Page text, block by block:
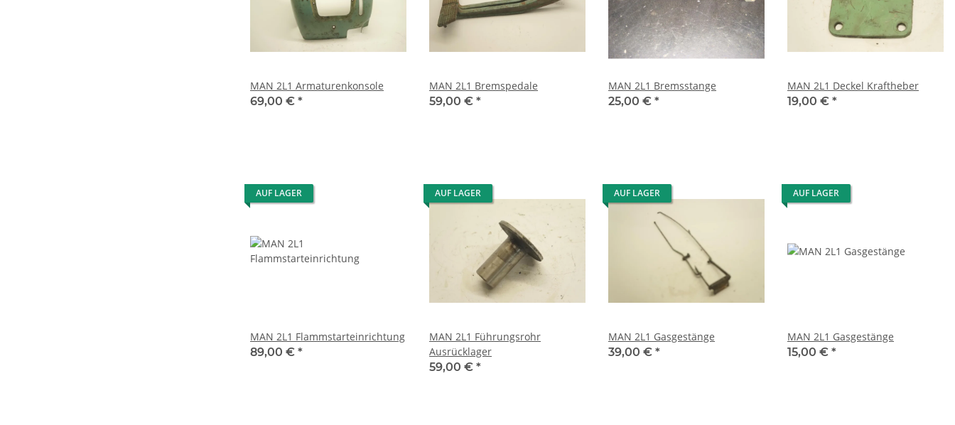
MAN 2L1 Armaturenkonsole
69,00 € *
MAN 2L1 Bremspedale
59,00 € *
MAN 2L1 Bremsstange
25,00 € *
MAN 2L1 Deckel Kraftheber
19,00 € *
AUF LAGER
MAN 2L1 Flammstarteinrichtung
89,00 € *
AUF LAGER
MAN 2L1 Führungsrohr
Ausrücklager
59,00 € *
AUF LAGER
MAN 2L1 Gasgestänge
39,00 € *
AUF LAGER
MAN 2L1 Gasgestänge
15,00 € *